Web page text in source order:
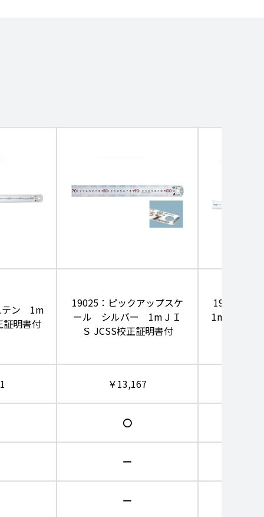
テン 1m
証明書付
19025：ピックアップスケ
ール シルバー 1mＪＩ
Ｓ JCSS校正証明書付
19017：
1mＪＩＳ
￥13,167
〇
ー
ー